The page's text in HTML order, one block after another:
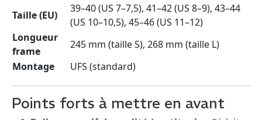
Taille (EU)
39–40 (US 7–7,5), 41–42 (US 8–9), 43–44
(US 10–10,5), 45–46 (US 11–12)
Longueur
frame
245 mm (taille S), 268 mm (taille L)
Montage
UFS (standard)
Points forts à mettre en avant